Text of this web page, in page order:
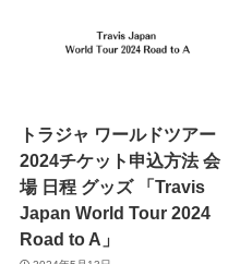
トラジャ ワールドツアー
2024チケット申込方法 会
場 日程 グッズ 「Travis
Japan World Tour 2024
Road to A」